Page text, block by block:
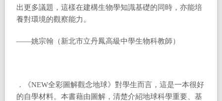
出更多議題，這樣在建構生物學知識基礎的同時，亦能培
養對環境的觀察能力。
——姚宗翰（新北市立丹鳳高級中學生物科教師）
．《NEW全彩圖解觀念地球》對學生而言，這是一本很好
的自學材料。本書藉由圖解，清楚介紹地球科學重要、基